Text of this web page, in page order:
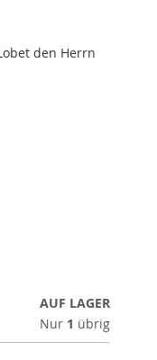
den Herrn
AUF LAGER
Nur 1 übrig